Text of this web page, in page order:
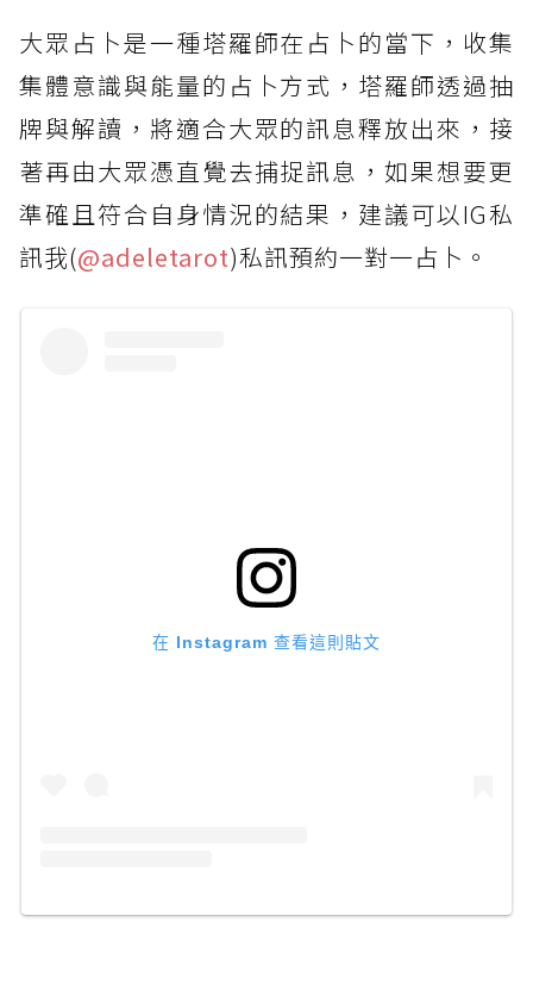
大眾占卜是一種塔羅師在占卜的當下，收集
集體意識與能量的占卜方式，塔羅師透過抽
牌與解讀，將適合大眾的訊息釋放出來，接
著再由大眾憑直覺去捕捉訊息，如果想要更
準確且符合自身情況的結果，建議可以IG私
訊我(@adeletarot)私訊預約一對一占卜。
在 Instagram 查看這則貼文